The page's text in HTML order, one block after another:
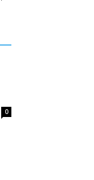
0